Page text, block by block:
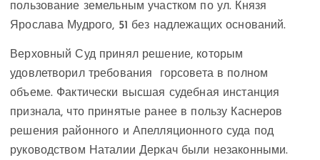
пользование земельным участком по ул. Князя
Ярослава Мудрого, 51 без надлежащих оснований.
Верховный Суд принял решение, которым
удовлетворил требования горсовета в полном
объеме. Фактически высшая судебная инстанция
признала, что принятые ранее в пользу Каснеров
решения районного и Апелляционного суда под
руководством Наталии Деркач были незаконными.